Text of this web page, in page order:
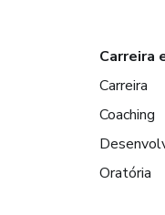
Carreira
Carreira
Coaching
Oratória